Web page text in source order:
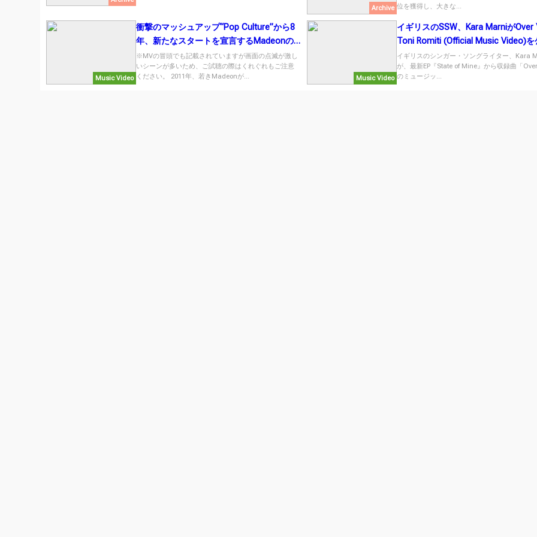
Archive 位を獲得し、大きな...
Music Video
衝撃のマッシュアップ“Pop Culture”から8
年、新たなスタートを宣言するMadeonの
MV、All My Friends。
※MVの冒頭でも記載されていますが画面の点滅が激し
いシーンが多いため、ご試聴の際はくれぐれもご注意
ください。 2011年、若きMadeonが...
Music Video
イギリスのSSW、Kara MarniがOver
Toni Romiti (Official Music Video)を
イギリスのシンガー・ソングライター、Kara
が、最新EP『State of Mine』から収録曲「Over
のミュージッ...